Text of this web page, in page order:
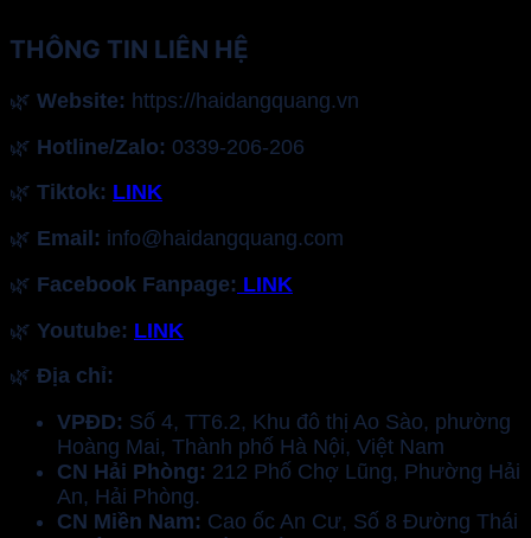
THÔNG TIN LIÊN HỆ
🌿 Website: https://haidangquang.vn
🌿 Hotline/Zalo: 0339-206-206
🌿 Tiktok: LINK
🌿 Email: info@haidangquang.com
🌿 Facebook Fanpage: LINK
🌿 Youtube: LINK
🌿 Địa chỉ:
VPĐD: Số 4, TT6.2, Khu đô thị Ao Sào, phường
Hoàng Mai, Thành phố Hà Nội, Việt Nam
CN Hải Phòng: 212 Phố Chợ Lũng, Phường Hải
An, Hải Phòng.
CN Miền Nam: Cao ốc An Cư, Số 8 Đường Thái